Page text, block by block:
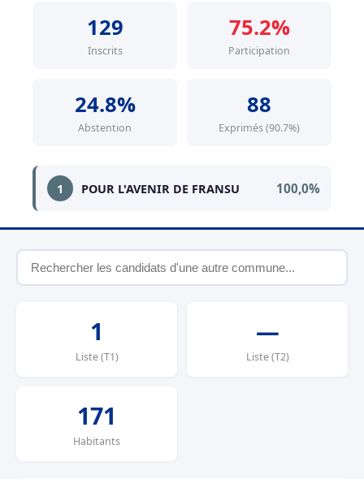
129
Inscrits
75.2%
Participation
24.8%
Abstention
88
Exprimés (90.7%)
1 POUR L'AVENIR DE FRANSU 100,0%
1
Liste (T1)
—
Liste (T2)
171
Habitants